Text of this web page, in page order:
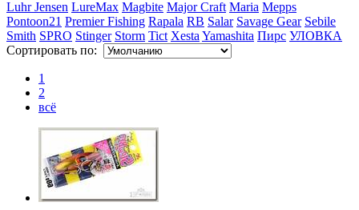
Luhr Jensen LureMax Magbite Major Craft Maria Mepps
Pontoon21 Premier Fishing Rapala RB Salar Savage Gear Sebile
Smith SPRO Stinger Storm Tict Xesta Yamashita Пирс УЛОВКА
Сортировать по:
1
2
всё